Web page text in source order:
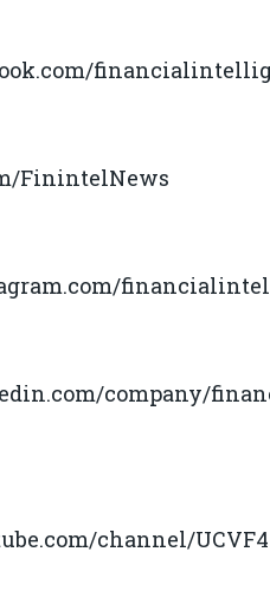
FinintelNews
company/
channel/